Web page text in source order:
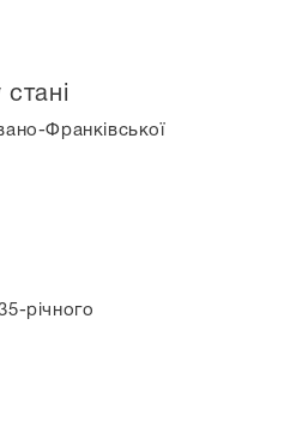
Франківської
річного